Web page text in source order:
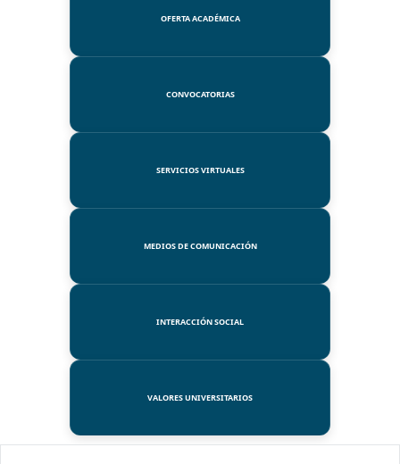
OFERTA ACADÉMICA
CONVOCATORIAS
SERVICIOS VIRTUALES
MEDIOS DE COMUNICACIÓN
INTERACCIÓN SOCIAL
VALORES UNIVERSITARIOS